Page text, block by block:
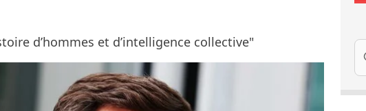
d’hommes et d’intelligence collective"